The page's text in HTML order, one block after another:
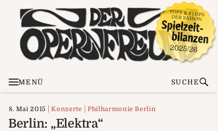
MENÜ SUCHE
8. Mai 2015 Konzerte Philharmonie Berlin
Berlin: „Elektra“